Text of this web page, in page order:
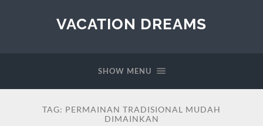
VACATION DREAMS
SHOW MENU
TAG: PERMAINAN TRADISIONAL MUDAH
DIMAINKAN